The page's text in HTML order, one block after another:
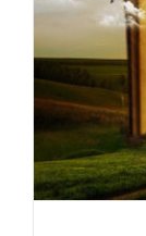
Publik